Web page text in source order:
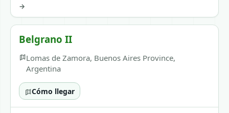
→
Belgrano II
Lomas de Zamora, Buenos Aires Province,
Argentina
Cómo llegar